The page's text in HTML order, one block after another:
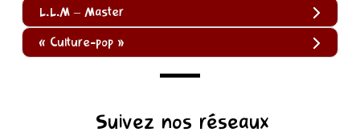
L.L.M – Master
« Culture-pop »
Suivez nos réseaux